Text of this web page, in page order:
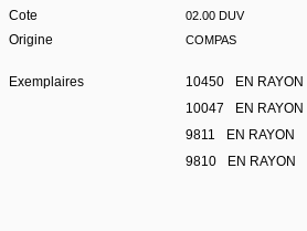
Cote 02.00 DUV
Origine COMPAS
Exemplaires 10450
EN RAYON
10047
EN RAYON
9811
EN RAYON
9810
EN RAYON